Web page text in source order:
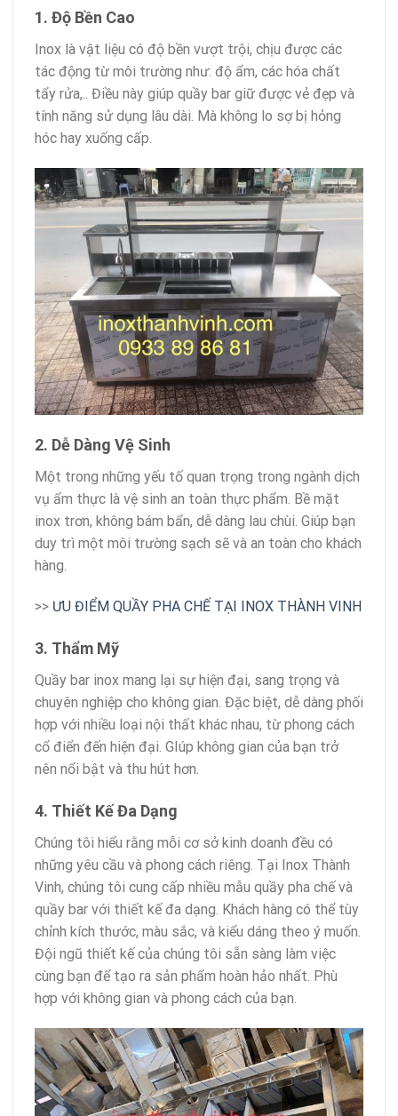
1. Độ Bền Cao
Inox là vật liệu có độ bền vượt trội, chịu được các
tác động từ môi trường như: độ ẩm, các hóa chất
tẩy rửa,.. Điều này giúp quầy bar giữ được vẻ đẹp và
tính năng sử dụng lâu dài. Mà không lo sợ bị hỏng
hóc hay xuống cấp.
2. Dễ Dàng Vệ Sinh
Một trong những yếu tố quan trọng trong ngành dịch
vụ ẩm thực là vệ sinh an toàn thực phẩm. Bề mặt
inox trơn, không bám bẩn, dễ dàng lau chùi. Giúp bạn
duy trì một môi trường sạch sẽ và an toàn cho khách
hàng.
>> ƯU ĐIỂM QUẦY PHA CHẾ TẠI INOX THÀNH VINH
3. Thẩm Mỹ
Quầy bar inox mang lại sự hiện đại, sang trọng và
chuyên nghiệp cho không gian. Đặc biệt, dễ dàng phối
hợp với nhiều loại nội thất khác nhau, từ phong cách
cổ điển đến hiện đại. GIúp không gian của bạn trở
nên nổi bật và thu hút hơn.
4. Thiết Kế Đa Dạng
Chúng tôi hiểu rằng mỗi cơ sở kinh doanh đều có
những yêu cầu và phong cách riêng. Tại Inox Thành
Vinh, chúng tôi cung cấp nhiều mẫu quầy pha chế và
quầy bar với thiết kế đa dạng. Khách hàng có thể tùy
chỉnh kích thước, màu sắc, và kiểu dáng theo ý muốn.
Đội ngũ thiết kế của chúng tôi sẵn sàng làm việc
cùng bạn để tạo ra sản phẩm hoàn hảo nhất. Phù
hợp với không gian và phong cách của bạn.